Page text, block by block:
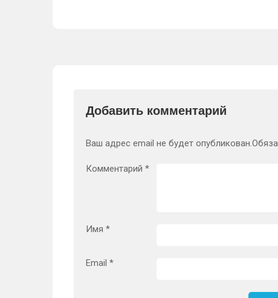
Добавить комментарий
Ваш адрес email не будет опубликован.
Комментарий *
Имя *
Email *